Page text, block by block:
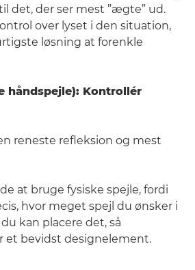
det, der ser mest ”ægte” ud.
over lyset i den situation,
løsning at forenkle
håndspejle): Kontrollér
reneste refleksion og mest
at bruge fysiske spejle, fordi
hvor meget spejl du ønsker i
kan placere det, så
et bevidst designelement.